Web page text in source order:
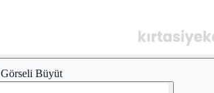
Görseli Büyüt